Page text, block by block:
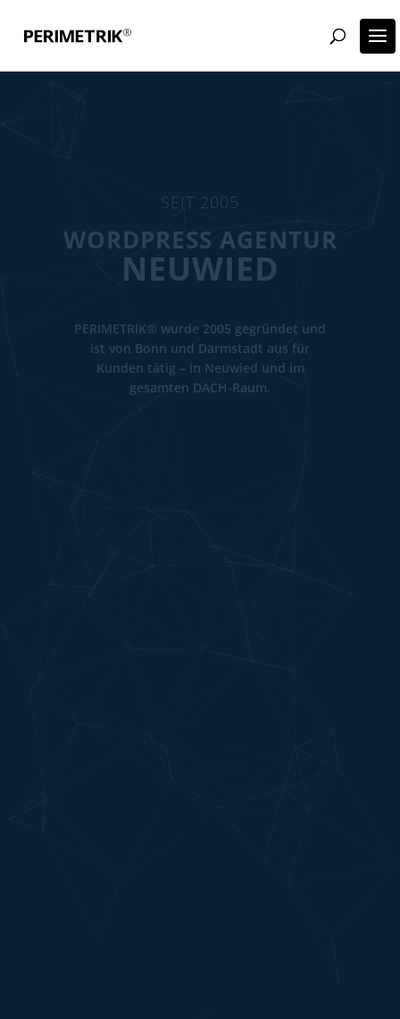
SEIT 2005
NEUWIED
PERIMETRIK® wurde 2005 gegründet und
ist von Bonn und Darmstadt aus für
Kunden tätig – in Neuwied und im
gesamten DACH-Raum.